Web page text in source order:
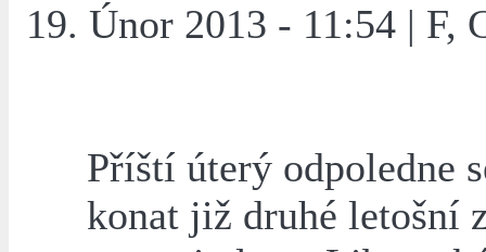
19. Únor 2013 - 11:54 | F,
Příští úterý odpoledne
konat již druhé letošní